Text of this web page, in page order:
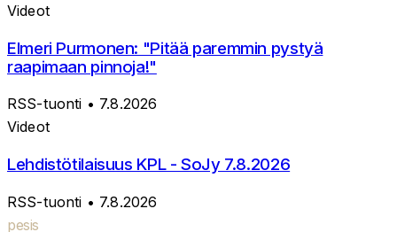
Videot
Elmeri Purmonen: "Pitää paremmin pystyä
raapimaan pinnoja!"
RSS-tuonti • 7.8.2026
Videot
Lehdistötilaisuus KPL - SoJy 7.8.2026
RSS-tuonti • 7.8.2026
pesis